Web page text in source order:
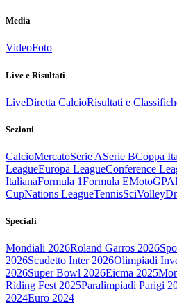
Media
VideoFoto
Live e Risultati
LiveDiretta CalcioRisultati e
Sezioni
CalcioMercatoSerie ASerie BCoppa
LeagueEuropa LeagueConference
ItalianaFormula 1Formula EMotoGP
CupNations LeagueTennisSciVolley
Speciali
Mondiali 2026Roland Garros 2026
2026Scudetto Inter 2026Olimpiadi
2026Super Bowl 2026Eicma 2025
Riding Fest 2025Paralimpiadi Parigi
2024Euro 2024